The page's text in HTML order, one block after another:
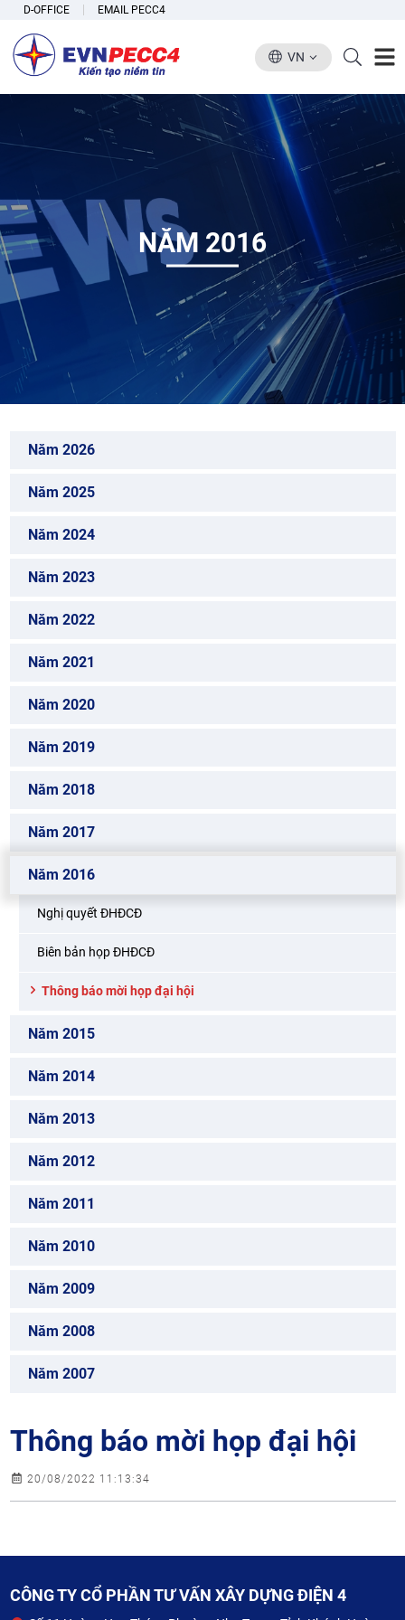
D-OFFICE EMAIL PECC4
VN
NĂM 2016
Năm 2026
Năm 2025
Năm 2024
Năm 2023
Năm 2022
Năm 2021
Năm 2020
Năm 2019
Năm 2018
Năm 2017
Năm 2016
Nghị quyết ĐHĐCĐ
Biên bản họp ĐHĐCĐ
Thông báo mời họp đại hội
Năm 2015
Năm 2014
Năm 2013
Năm 2012
Năm 2011
Năm 2010
Năm 2009
Năm 2008
Năm 2007
Thông báo mời họp đại hội
20/08/2022 11:13:34
CÔNG TY CỔ PHẦN TƯ VẤN XÂY DỰNG ĐIỆN 4